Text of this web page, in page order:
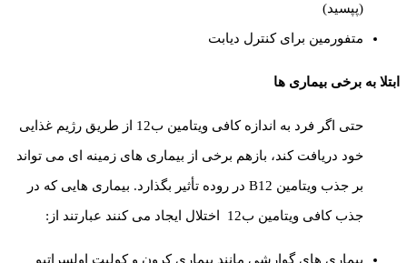
(پپسید)
متفورمین برای کنترل دیابت
ابتلا به برخی بیماری ها
حتی اگر فرد به اندازه کافی ویتامین ب12 از طریق رژیم غذایی
خود دریافت کند، بازهم برخی از بیماری های زمینه ای می تواند
بر جذب ویتامین B12 در روده تأثیر بگذارد. بیماری هایی که در
جذب کافی ویتامین ب12 اختلال ایجاد می کنند عبارتند از:
بیماری های گوارشی مانند بیماری کرون و کولیت اولسراتیو